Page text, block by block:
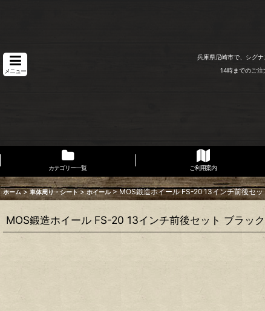
メニュー
兵庫県尼崎市で、シグ
14時までのご注
カテゴリー一覧 ご利用案内
ホーム > 車体周り・シート > ホイール > MOS鍛造ホイール FS-20 13インチ前後セ
MOS鍛造ホイール FS-20 13インチ前後セット ブラッ